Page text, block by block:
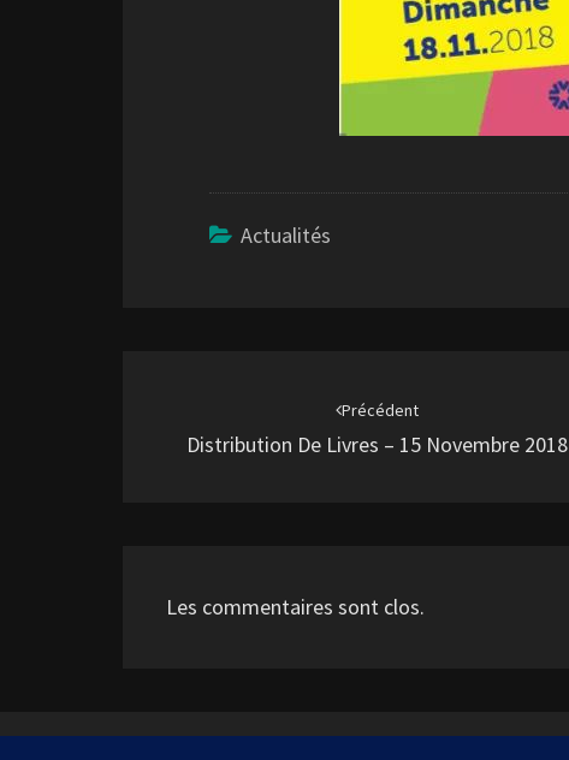
Actualités
Précédent
Distribution De Livres – 15 Novembre 2018
Les commentaires sont clos.